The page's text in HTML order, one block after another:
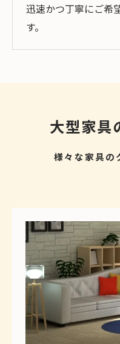
迅速かつ丁寧にご希
す。
大型家具
様々な家具の